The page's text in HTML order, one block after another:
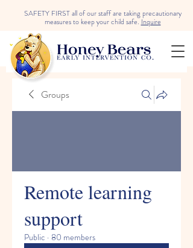
SAFETY FIRST all of our staff are taking precautionary
measures to keep your child safe.Inquire
Groups
Remote learning
support
Public · 80 members